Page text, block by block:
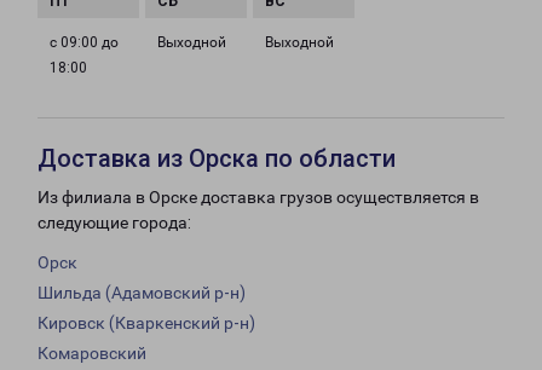
с 09:00 до
18:00
Выходной Выходной
Доставка из Орска по области
Из филиала в Орске доставка грузов осуществляется в
следующие города:
Орск
Шильда (Адамовский р-н)
Кировск (Кваркенский р-н)
Комаровский